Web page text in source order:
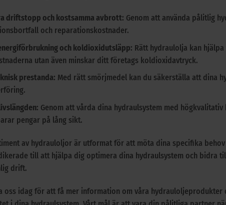
driftstopp och kostsamma avbrott: Genom att använda pålitlig
och reparationskostnader.
och koldioxidutsläpp: Rätt hydraulolja kan
utan även minskar ditt företags koldioxidavtryck.
prestanda: Med rätt smörjmedel kan du säkerställa att dina
Genom att vårda dina hydraulsystem med
pengar på lång sikt.
av hydrauloljor är utformat för att möta dina specifika
till att hjälpa dig optimera dina hydraulsystem och bidra
drift.
oss idag för att få mer information om våra